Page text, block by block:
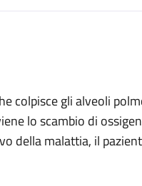
colpisce gli alveoli
lo scambio di
della malattia, il